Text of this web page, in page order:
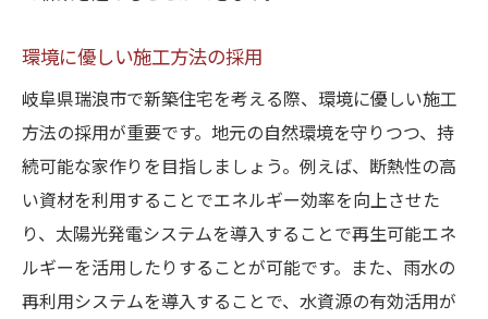
環境に優しい施工方法の採用
岐阜県瑞浪市で新築住宅を考える際、環境に優しい施工
方法の採用が重要です。地元の自然環境を守りつつ、持
続可能な家作りを目指しましょう。例えば、断熱性の高
い資材を利用することでエネルギー効率を向上させた
り、太陽光発電システムを導入することで再生可能エネ
ルギーを活用したりすることが可能です。また、雨水の
再利用システムを導入することで、水資源の有効活用が